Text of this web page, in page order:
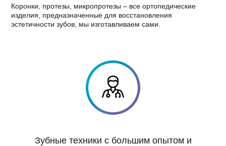
Коронки, протезы, микропротезы – все ортопедические
изделия, предназначенные для восстановления
эстетичности зубов, мы изготавливаем сами.
Зубные техники с большим опытом и